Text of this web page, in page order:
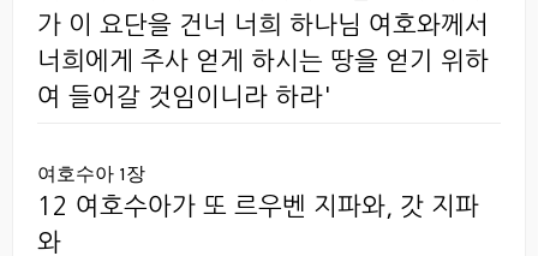
가 이 요단을 건너 너희 하나님 여호와께서
너희에게 주사 얻게 하시는 땅을 얻기 위하
여 들어갈 것임이니라 하라'
여호수아 1장
12 여호수아가 또 르우벤 지파와, 갓 지파
와